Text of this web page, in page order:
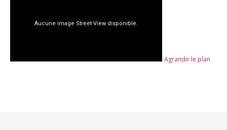
Agrandir le plan